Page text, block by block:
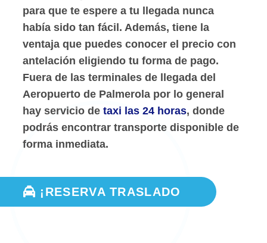
para que te espere a tu llegada nunca
había sido tan fácil. Además, tiene la
ventaja que puedes conocer el precio con
antelación eligiendo tu forma de pago.
Fuera de las terminales de llegada del
Aeropuerto de Palmerola por lo general
hay servicio de taxi las 24 horas, donde
podrás encontrar transporte disponible de
forma inmediata.
¡RESERVA TRASLADO